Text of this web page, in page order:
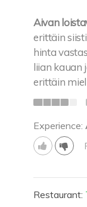
Aivan
erittäin
hinta
liian kauan
erittäin
Experience:
Restaurant: